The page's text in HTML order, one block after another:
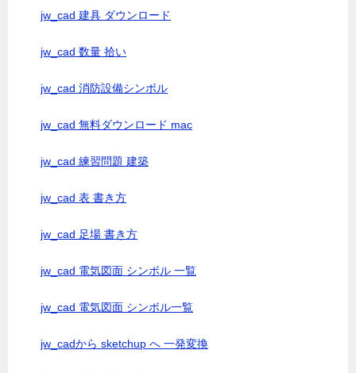
jw_cad 建具 ダウンロード
jw_cad 数量 拾い
jw_cad 消防設備シンボル
jw_cad 無料ダウンロード mac
jw_cad 練習問題 建築
jw_cad 表 書き方
jw_cad 足場 書き方
jw_cad 電気図面 シンボル 一覧
jw_cad 電気図面 シンボル一覧
jw_cadから sketchup へ 一発変換